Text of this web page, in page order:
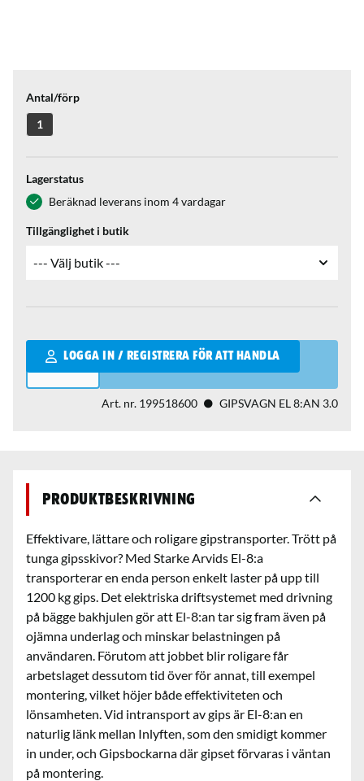
Antal/förp
1
Lagerstatus
Beräknad leverans inom 4 vardagar
Tillgänglighet i butik
LOGGA IN / REGISTRERA FÖR ATT HANDLA
Qantity
Art. nr. 199518600 GIPSVAGN EL 8:AN 3.0
Produktbeskrivning
Effektivare, lättare och roligare gipstransporter. Trött på
tunga gipsskivor? Med Starke Arvids El-8:a
transporterar en enda person enkelt laster på upp till
1200 kg gips. Det elektriska driftsystemet med drivning
på bägge bakhjulen gör att El-8:an tar sig fram även på
ojämna underlag och minskar belastningen på
användaren. Förutom att jobbet blir roligare får
arbetslaget dessutom tid över för annat, till exempel
montering, vilket höjer både effektiviteten och
lönsamheten. Vid intransport av gips är El-8:an en
naturlig länk mellan Inlyften, som den smidigt kommer
in under, och Gipsbockarna där gipset förvaras i väntan
på montering.